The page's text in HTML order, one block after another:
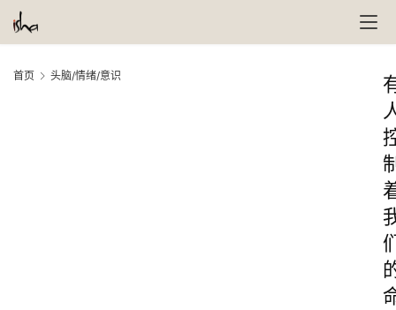
首页 头脑/情绪/意识